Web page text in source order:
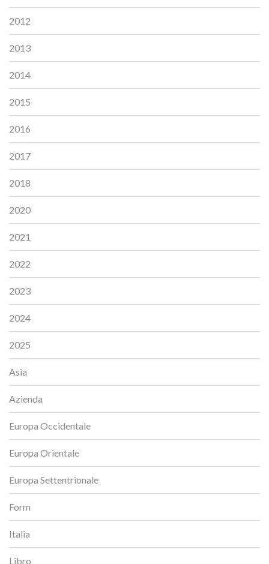
2012
2013
2014
2015
2016
2017
2018
2020
2021
2022
2023
2024
2025
Asia
Azienda
Europa Occidentale
Europa Orientale
Europa Settentrionale
Form
Italia
Libro